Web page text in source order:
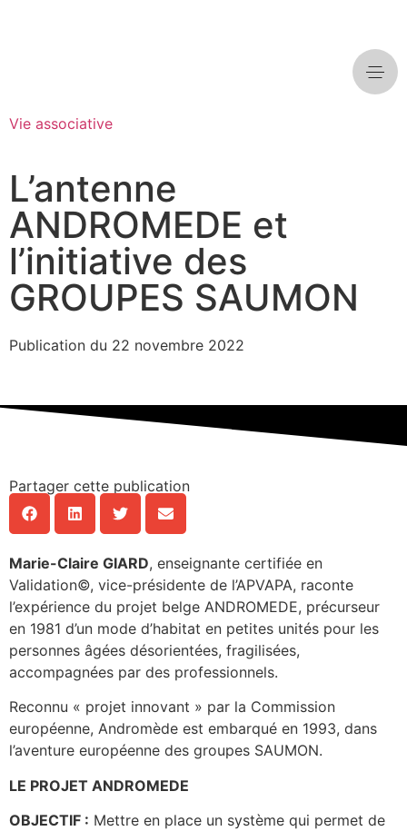
Vie associative
L’antenne
ANDROMEDE et
l’initiative des
GROUPES SAUMON
Publication du 22 novembre 2022
Partager cette publication
Marie-Claire GIARD, enseignante certifiée en
Validation©, vice-présidente de l’APVAPA, raconte
l’expérience du projet belge ANDROMEDE, précurseur
en 1981 d’un mode d’habitat en petites unités pour les
personnes âgées désorientées, fragilisées,
accompagnées par des professionnels.
Reconnu « projet innovant » par la Commission
européenne, Andromède est embarqué en 1993, dans
l’aventure européenne des groupes SAUMON.
LE PROJET ANDROMEDE
OBJECTIF : Mettre en place un système qui permet de